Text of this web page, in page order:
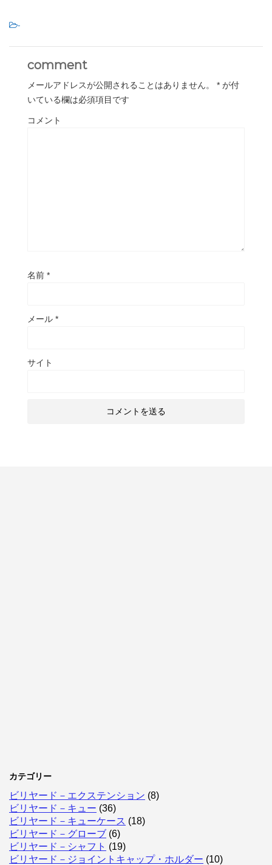
-
comment
メールアドレスが公開されることはありません。 * が付
いている欄は必須項目です
コメント
名前 *
メール *
サイト
カテゴリー
ビリヤード－エクステンション (8)
ビリヤード－キュー (36)
ビリヤード－キューケース (18)
ビリヤード－グローブ (6)
ビリヤード－シャフト (19)
ビリヤード－ジョイントキャップ・ホルダー (10)